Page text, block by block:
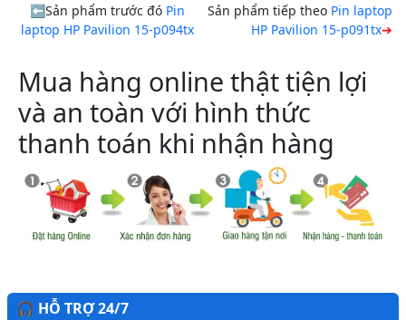
Sản phẩm trước đó Pin
laptop HP Pavilion 15-p094tx
Sản phẩm tiếp theo Pin laptop
HP Pavilion 15-p091tx
Mua hàng online thật tiện lợi
và an toàn với hình thức
thanh toán khi nhận hàng
🎧 HỖ TRỢ 24/7